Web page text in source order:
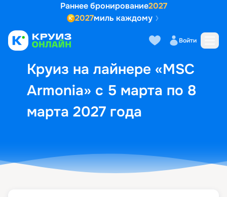
Раннее бронирование2027
2027миль каждому
Войти
Круиз на лайнере «MSC
Armonia» с 5 марта по 8
марта 2027 года
Выбор кают Маршрут и